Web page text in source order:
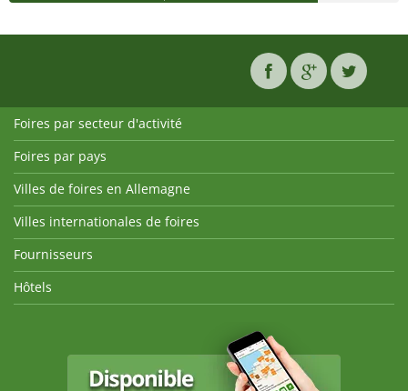
Foires par secteur d'activité
Foires par pays
Villes de foires en Allemagne
Villes internationales de foires
Fournisseurs
Hôtels